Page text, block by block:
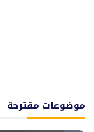
موضوعات مقترحة